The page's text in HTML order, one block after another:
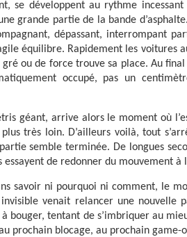
se développent au rythme
grande partie de la bande
dépassant, interrompant
équilibre. Rapidement les voitures
gré ou de force trouve sa place. Au
occupé, pas un
géant, arrive alors le moment où
plus très loin. D’ailleurs voilà, tout
semble terminée. De longues
essayent de redonner du mouvement à
savoir ni pourquoi ni comment, le
venait relancer une nouvelle
bouger, tentant de s’imbriquer au
prochain blocage, au prochain game-